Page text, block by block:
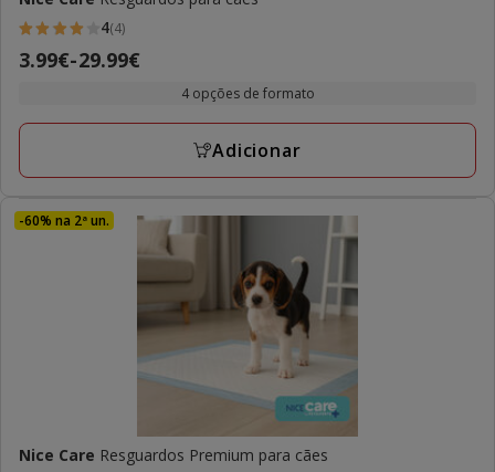
4
estrelas
4
4(4)
Preço
a
29.99€
3.99€-29.99€
4 opções de formato
Adicionar
-60% na 2ª un.
Nice Care Resguardos Premium para cães